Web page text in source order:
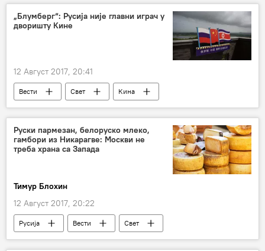
„Блумберг“: Русија није главни играч у
дворишту Кине
12 Август 2017, 20:41
Вести Свет
Кина
Северна Кореја
Блумберг утицај
Руски пармезан, белоруско млеко,
гамбори из Никарагве: Москви не
треба храна са Запада
Тимур Блохин
12 Август 2017, 20:22
Русија Вести
Свет
санкције
храна Запад